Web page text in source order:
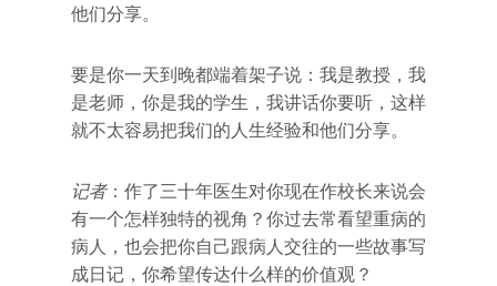
他们分享。
要是你一天到晚都端着架子说：我是教授，我
是老师，你是我的学生，我讲话你要听，这样
就不太容易把我们的人生经验和他们分享。
记者：作了三十年医生对你现在作校长来说会
有一个怎样独特的视角？你过去常看望重病的
病人，也会把你自己跟病人交往的一些故事写
成日记，你希望传达什么样的价值观？